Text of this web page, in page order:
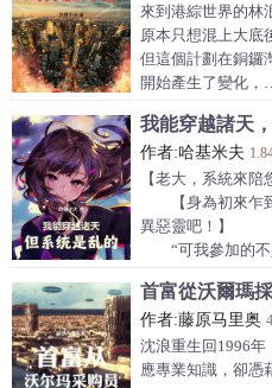
【叮咚，打卡成功
【叮咚，打卡成功
這個圈子有人靠才
李澤昊只靠實力！
本書又名《開局獲
《從明星身上薅技
來到港綜世界的林
原本只想混上大底
但這個計劃在銅鑼
開始產生了變化，
花錢就能夠購買劇
這些光團中有著
器、裝備、情報
從陳浩南身上買到
從李乾坤身上買到
從何敏身上買到了
從李家源身上買到
從布同林身上買到
從王建軍身上買到
...
我能穿越諸天
作者:哈基米夫
【老大，系統來陪
【身為初來乍到
異惡靈吧！】
“可我參加的不
【老大，系統又
【漸入佳境的您
方的妖王吔！】
“人在木葉我上哪
首富從沃爾瑪
作者:藤原马里奥
沈浪重生回1996年
應專業知識，卻憑